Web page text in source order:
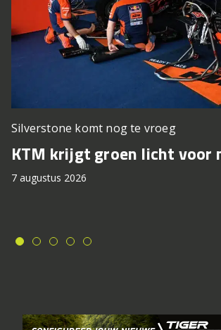
Silverstone komt nog te vroeg
KTM krijgt groen licht voor
7 augustus 2026